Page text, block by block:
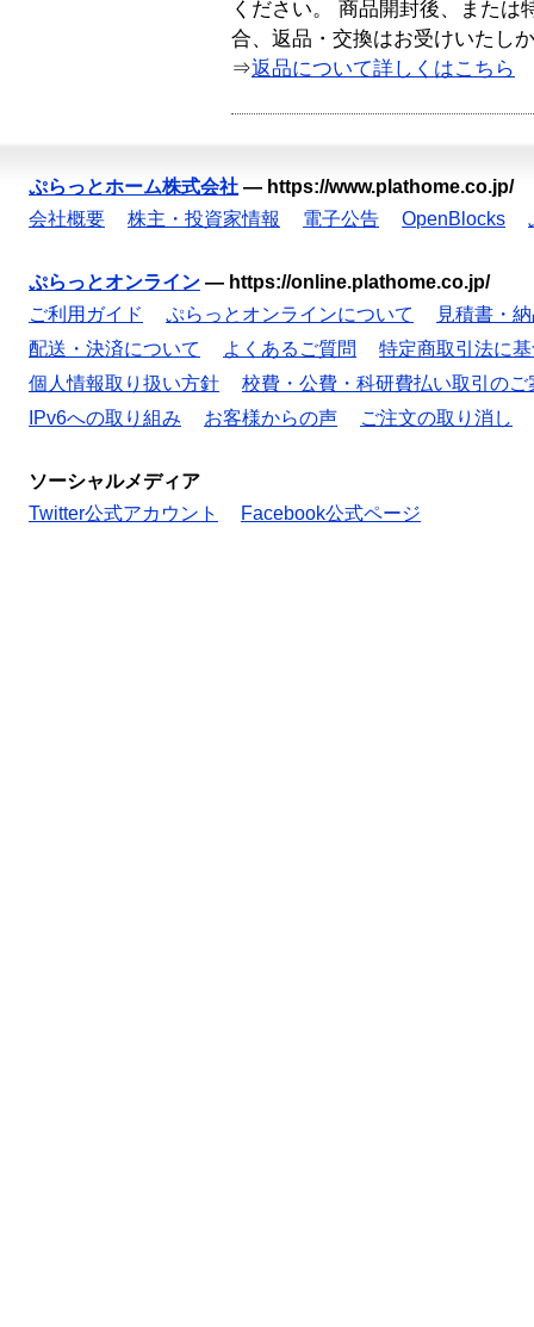
ください。 商品開封後、または
合、返品・交換はお受けいたし
⇒返品について詳しくはこちら
ぷらっとホーム株式会社 — https://www.plathome.co.jp/
会社概要
株主・投資家情報 電子公告 OpenBlocks
ぷらっとオンライン — https://online.plathome.co.jp/
ご利用ガイド
ぷらっとオンラインについて
見積書・
配送・決済について
よくあるご質問
特定商取引法に
個人情報取り扱い方針
校費・公費・科研費払い取引のご
IPv6への取り組み
お客様からの声 ご注文の取り消し
ソーシャルメディア
Twitter公式アカウント
Facebook公式ページ